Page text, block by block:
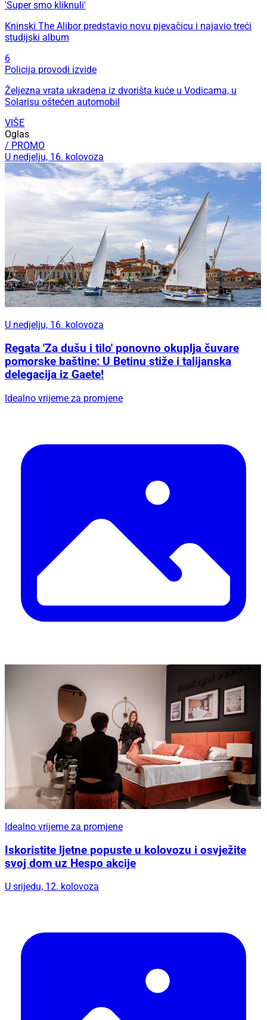
'Super smo kliknuli'
Kninski The Alibor predstavio novu pjevačicu i najavio treći
studijski album
6
Policija provodi izvide
Željezna vrata ukradena iz dvorišta kuće u Vodicama, u
Solarisu oštećen automobil
VIŠE
Oglas
/ PROMO
U nedjelju, 16. kolovoza
U nedjelju, 16. kolovoza
Regata 'Za dušu i tilo' ponovno okuplja čuvare
pomorske baštine: U Betinu stiže i talijanska
delegacija iz Gaete!
Idealno vrijeme za promjene
Idealno vrijeme za promjene
Iskoristite ljetne popuste u kolovozu i osvježite
svoj dom uz Hespo akcije
U srijedu, 12. kolovoza